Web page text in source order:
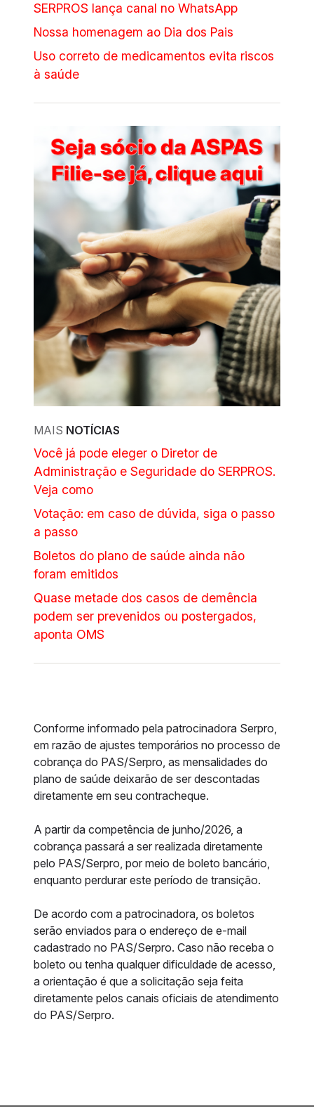
SERPROS lança canal no WhatsApp
Nossa homenagem ao Dia dos Pais
Uso correto de medicamentos evita riscos
à saúde
MAIS NOTÍCIAS
Você já pode eleger o Diretor de
Administração e Seguridade do SERPROS.
Veja como
Votação: em caso de dúvida, siga o passo
a passo
Boletos do plano de saúde ainda não
foram emitidos
Quase metade dos casos de demência
podem ser prevenidos ou postergados,
aponta OMS
Conforme informado pela patrocinadora Serpro,
em razão de ajustes temporários no processo de
cobrança do PAS/Serpro, as mensalidades do
plano de saúde deixarão de ser descontadas
diretamente em seu contracheque.
A partir da competência de junho/2026, a
cobrança passará a ser realizada diretamente
pelo PAS/Serpro, por meio de boleto bancário,
enquanto perdurar este período de transição.
De acordo com a patrocinadora, os boletos
serão enviados para o endereço de e-mail
cadastrado no PAS/Serpro. Caso não receba o
boleto ou tenha qualquer dificuldade de acesso,
a orientação é que a solicitação seja feita
diretamente pelos canais oficiais de atendimento
do PAS/Serpro.